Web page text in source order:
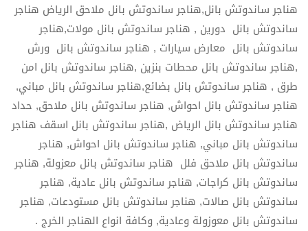
هناجر ساندوتش بانل,هناجر ساندوتش بانل ملاحق الرياض هناجر
ساندوتش بانل دورين , هناجر ساندوتش بانل مولات,هناجر
ساندوتش بانل معارض سيارات , هناجر ساندوتش بانل ورش
,هناجر ساندوتش بانل محطات بنزين ,هناجر ساندوتش بانل امن
طرق , هناجر ساندوتش بانل بضائع,هناجر ساندوتش بانل مباني,
هناجر ساندوتش بانل احواش, هناجر ساندوتش بانل ملاحق, حداد
هناجر ساندوتش بانل الرياض ,هناجر ساندوتش بانل اسقف هناجر
ساندوتش بانل مباني, هناجر ساندوتش بانل احواش, هناجر
ساندوتش بانل ملاحق فلل هناجر ساندوتش بانل معزولة, هناجر
ساندوتش بانل كراجات, هناجر ساندوتش بانل عادية, هناجر
ساندوتش بانل صالات, هناجر ساندوتش بانل مستودعات, هناجر
ساندوتش بانل معوزولة وعادية, وكافة انواع الهناجر الخرج .